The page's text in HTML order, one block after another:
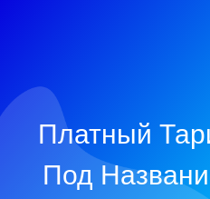
Платный
Под